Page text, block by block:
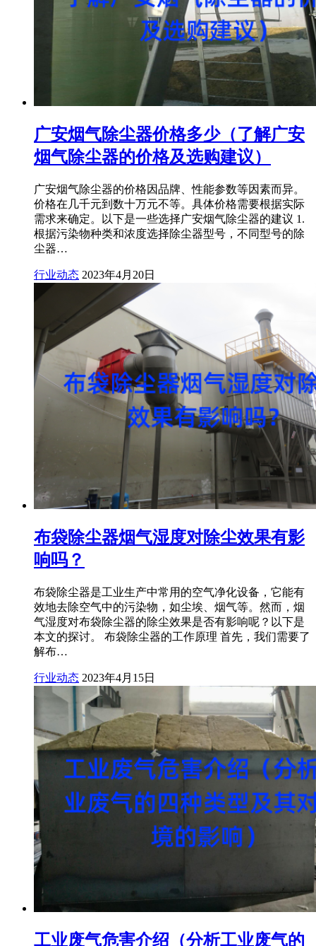
广安烟气除尘器价格多少（了解广安
烟气除尘器的价格及选购建议）
广安烟气除尘器的价格因品牌、性能参数等因素而异。
价格在几千元到数十万元不等。具体价格需要根据实际
需求来确定。以下是一些选择广安烟气除尘器的建议 1.
根据污染物种类和浓度选择除尘器型号，不同型号的除
尘器…
行业动态 2023年4月20日
布袋除尘器烟气湿度对除尘效果有影
响吗？
布袋除尘器是工业生产中常用的空气净化设备，它能有
效地去除空气中的污染物，如尘埃、烟气等。然而，烟
气湿度对布袋除尘器的除尘效果是否有影响呢？以下是
本文的探讨。 布袋除尘器的工作原理 首先，我们需要了
解布…
行业动态 2023年4月15日
工业废气危害介绍（分析工业废气的